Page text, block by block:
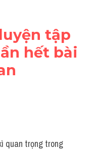
tập
hết bài
quan trọng trong